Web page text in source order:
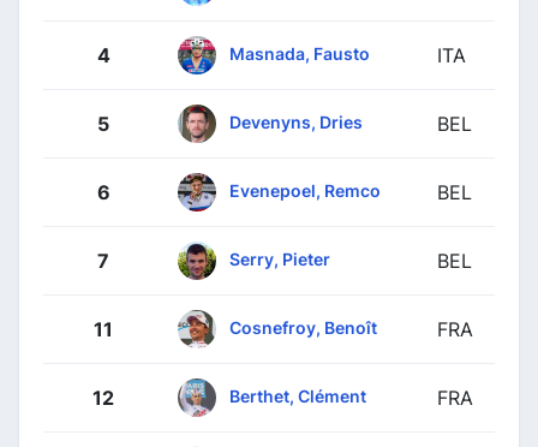
4 Masnada, Fausto ITA
5 Devenyns, Dries BEL
6 Evenepoel, Remco BEL
7 Serry, Pieter BEL
11 Cosnefroy, Benoît FRA
12 Berthet, Clément FRA